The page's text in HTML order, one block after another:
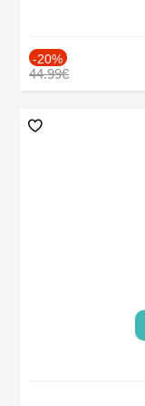
-20%
44.99€